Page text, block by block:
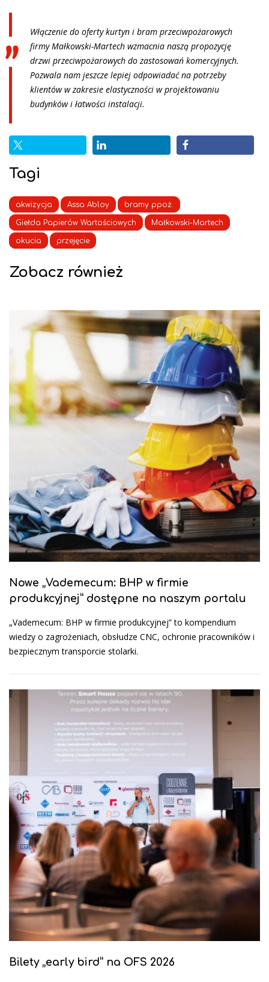
Włączenie do oferty kurtyn i bram przeciwpożarowych
firmy Małkowski-Martech wzmacnia naszą propozycję
drzwi przeciwpożarowych do zastosowań komercyjnych.
Pozwala nam jeszcze lepiej odpowiadać na potrzeby
klientów w zakresie elastyczności w projektowaniu
budynków i łatwości instalacji.
Tagi
akwizycja Assa Abloy bramy ppoż.
Giełda Papierów Wartościowych Małkowski-Martech
okucia przejęcie
Zobacz również
Nowe „Vademecum: BHP w firmie
produkcyjnej” dostępne na naszym portalu
„Vademecum: BHP w firmie produkcyjnej” to kompendium
wiedzy o zagrożeniach, obsłudze CNC, ochronie pracowników i
bezpiecznym transporcie stolarki.
Bilety „early bird” na OFS 2026